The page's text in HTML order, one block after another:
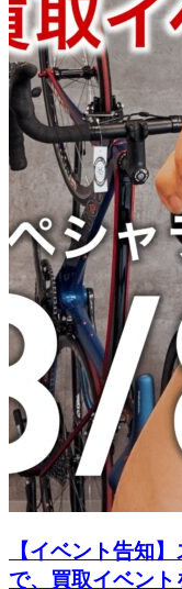
【イベント告知
で、買取イベン